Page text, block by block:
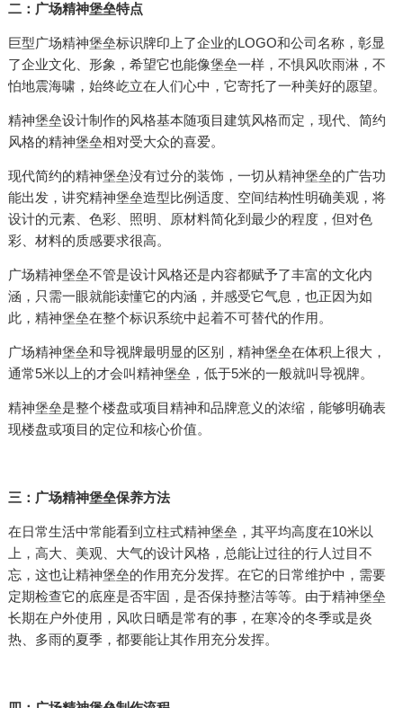
二：广场精神堡垒特点
巨型广场精神堡垒标识牌印上了企业的LOGO和公司名称，彰显
了企业文化、形象，希望它也能像堡垒一样，不惧风吹雨淋，不
怕地震海啸，始终屹立在人们心中，它寄托了一种美好的愿望。
精神堡垒设计制作的风格基本随项目建筑风格而定，现代、简约
风格的精神堡垒相对受大众的喜爱。
现代简约的精神堡垒没有过分的装饰，一切从精神堡垒的广告功
能出发，讲究精神堡垒造型比例适度、空间结构性明确美观，将
设计的元素、色彩、照明、原材料简化到最少的程度，但对色
彩、材料的质感要求很高。
广场精神堡垒不管是设计风格还是内容都赋予了丰富的文化内
涵，只需一眼就能读懂它的内涵，并感受它气息，也正因为如
此，精神堡垒在整个标识系统中起着不可替代的作用。
广场精神堡垒和导视牌最明显的区别，精神堡垒在体积上很大，
通常5米以上的才会叫精神堡垒，低于5米的一般就叫导视牌。
精神堡垒是整个楼盘或项目精神和品牌意义的浓缩，能够明确表
现楼盘或项目的定位和核心价值。
三：广场精神堡垒保养方法
在日常生活中常能看到立柱式精神堡垒，其平均高度在10米以
上，高大、美观、大气的设计风格，总能让过往的行人过目不
忘，这也让精神堡垒的作用充分发挥。在它的日常维护中，需要
定期检查它的底座是否牢固，是否保持整洁等等。由于精神堡垒
长期在户外使用，风吹日晒是常有的事，在寒冷的冬季或是炎
热、多雨的夏季，都要能让其作用充分发挥。